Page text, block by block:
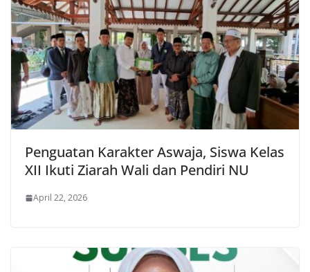
Penguatan Karakter Aswaja, Siswa Kelas
XII Ikuti Ziarah Wali dan Pendiri NU
April 22, 2026